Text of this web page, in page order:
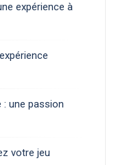
expérience à
une passion
votre jeu